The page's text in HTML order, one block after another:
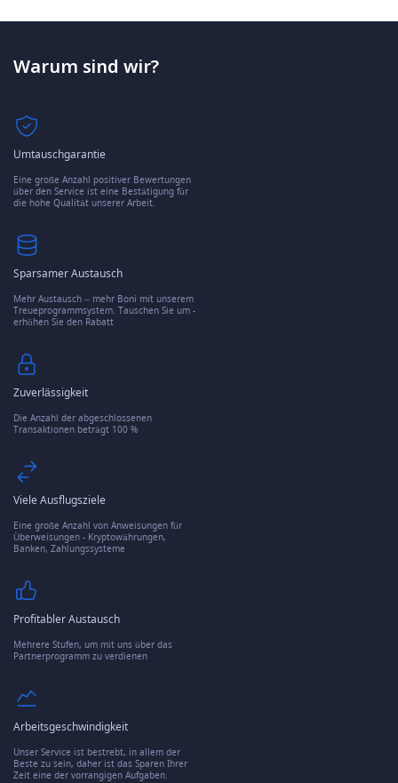
Warum sind wir?
Umtauschgarantie
Eine große Anzahl positiver Bewertungen
über den Service ist eine Bestätigung für
die hohe Qualität unserer Arbeit.
Sparsamer Austausch
Mehr Austausch – mehr Boni mit unserem
Treueprogrammsystem. Tauschen Sie um -
erhöhen Sie den Rabatt
Zuverlässigkeit
Die Anzahl der abgeschlossenen
Transaktionen beträgt 100 %
Viele Ausflugsziele
Eine große Anzahl von Anweisungen für
Überweisungen - Kryptowährungen,
Banken, Zahlungssysteme
Profitabler Austausch
Mehrere Stufen, um mit uns über das
Partnerprogramm zu verdienen
Arbeitsgeschwindigkeit
Unser Service ist bestrebt, in allem der
Beste zu sein, daher ist das Sparen Ihrer
Zeit eine der vorrangigen Aufgaben.